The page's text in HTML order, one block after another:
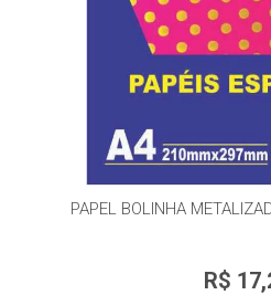
PAPEL BOLINHA
R$